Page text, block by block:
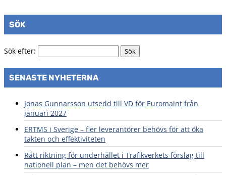
SÖK
Sök efter:
SENASTE NYHETERNA
Jonas Gunnarsson utsedd till VD för Euromaint från
januari 2027
ERTMS i Sverige – fler leverantörer behövs för att öka
takten och effektiviteten
Rätt riktning för underhållet i Trafikverkets förslag till
nationell plan – men det behövs mer